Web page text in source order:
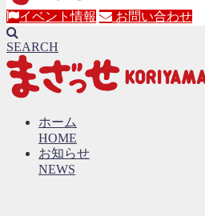
イベント情報 お問い合わせ
SEARCH
ホーム
HOME
お知らせ
NEWS